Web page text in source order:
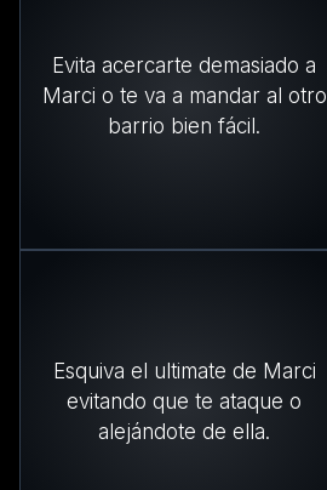
Evita acercarte demasiado a
Marci o te va a mandar al otro
barrio bien fácil.
Esquiva el ultimate de Marci
evitando que te ataque o
alejándote de ella.